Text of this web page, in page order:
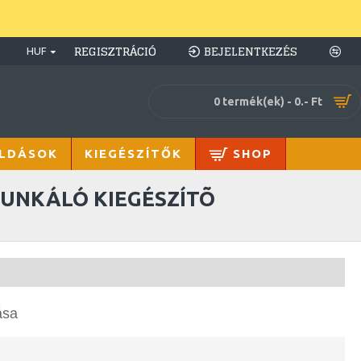
HUF REGISZTRÁCIÓ BEJELENTKEZÉS
0 termék(ek) - 0.- Ft
KIEGÉSZÍTŐK SHOP
KIEGÉSZÍTÕ